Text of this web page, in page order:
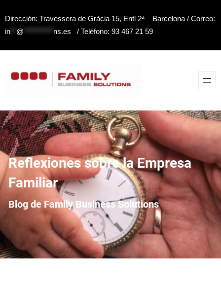
al
contenido
Dirección: Travessera de Gràcia 15, Entl 2ª – Barcelona / Correo:
in
@ ns.es / Teléfono: 93 467 21 59
Reflexiones sobre la Empresa
Familiar
Blog de Family Business Solutions